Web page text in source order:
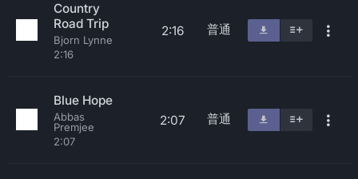
Country
Road Trip
Bjorn Lynne
2:16
2:16 普通
Blue Hope
Abbas
Premjee
2:07
2:07 普通